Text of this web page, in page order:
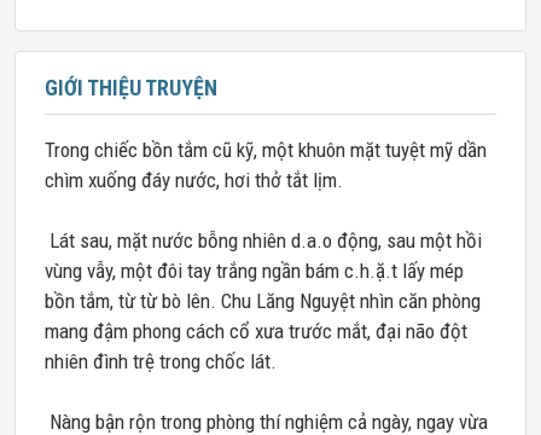
GIỚI THIỆU TRUYỆN
Trong chiếc bồn tắm cũ kỹ, một khuôn mặt tuyệt mỹ dần
chìm xuống đáy nước, hơi thở tắt lịm.
Lát sau, mặt nước bỗng nhiên d.a.o động, sau một hồi
vùng vẫy, một đôi tay trắng ngần bám c.h.ặ.t lấy mép
bồn tắm, từ từ bò lên. Chu Lăng Nguyệt nhìn căn phòng
mang đậm phong cách cổ xưa trước mắt, đại não đột
nhiên đình trệ trong chốc lát.
Nàng bận rộn trong phòng thí nghiệm cả ngày, ngay vừa